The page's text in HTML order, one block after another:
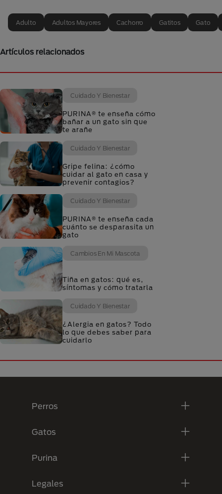
Adulto Adultos Mayores Cachorro Gatitos Gato
Artículos relacionados
Cuidado Y Bienestar
PURINA® te enseña cómo
bañar a un gato sin que
te arañe
Cuidado Y Bienestar
Gripe felina: ¿cómo
cuidar al gato en casa y
prevenir contagios?
Cuidado Y Bienestar
PURINA® te enseña cada
cuánto se desparasita un
gato
Cambios En Mi Mascota
Tiña en gatos: qué es,
síntomas y cómo tratarla
Cuidado Y Bienestar
¿Alergia en gatos? Todo
lo que debes saber para
cuidarlo
Perros
Gatos
Purina
Legales